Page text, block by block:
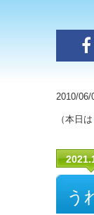
2010/06/
（本日は
う